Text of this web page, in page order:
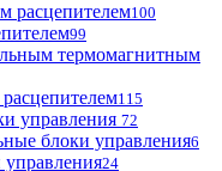
расцепителем100
99
термомагнитным
115
управления 72
блоки управления6
24